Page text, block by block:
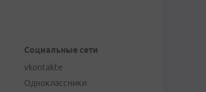
Социальные сети
vkontakte
Одноклассники